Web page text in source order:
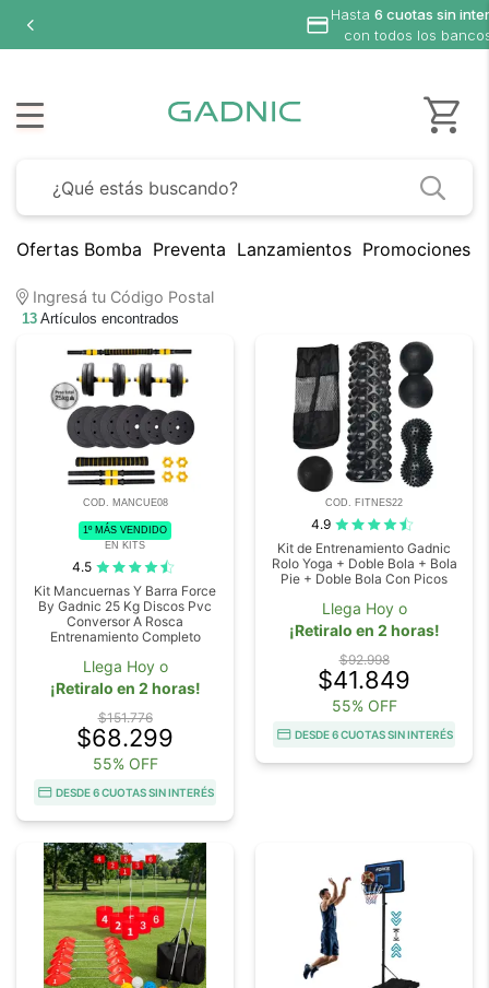
6 cuotas sin interés
con todos los bancos
Ofertas Bomba Preventa Lanzamientos Promociones
Ingresá tu Código Postal
13 Artículos encontrados
COD. MANCUE08
1º MÁS VENDIDO
EN KITS
4.5
Kit Mancuernas Y Barra Force
By Gadnic 25 Kg Discos Pvc
Conversor A Rosca
Entrenamiento Completo
Llega Hoy o
¡Retiralo en 2 horas!
$151.776
$68.299
55% OFF
DESDE 6 CUOTAS SIN INTERÉS
COD. FITNES22
4.9
Kit de Entrenamiento Gadnic
Rolo Yoga + Doble Bola + Bola
Pie + Doble Bola Con Picos
Llega Hoy o
¡Retiralo en 2 horas!
$92.998
$41.849
55% OFF
DESDE 6 CUOTAS SIN INTERÉS